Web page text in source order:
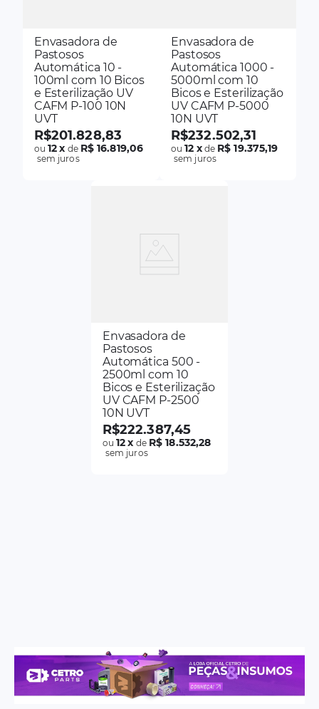
Envasadora de
Pastosos
Automática 10 -
100ml com 10 Bicos
e Esterilização UV
CAFM P-100 10N
UVT
R$201.828,83
ou12x de R$ 16.819,06
sem juros
Envasadora de
Pastosos
Automática 1000 -
5000ml com 10
Bicos e Esterilização
UV CAFM P-5000
10N UVT
R$232.502,31
ou12 xde R$ 19.375,19
sem juros
Envasadora de
Pastosos
Automática 500 -
2500ml com 10
Bicos e Esterilização
UV CAFM P-2500
10N UVT
R$222.387,45
ou12x de R$ 18.532,28
sem juros